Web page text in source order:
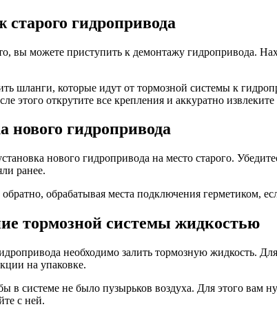
гидропривода
вы можете приступить к демонтажу гидропривода.
шланги, которые идут от тормозной системы к
этого открутите все крепления и аккуратно
нового гидропривода
нового гидропривода на место старого.
ранее.
обрабатывая места подключения герметиком,
тормозной системы жидкостью
необходимо залить тормозную жидкость.
на упаковке.
в системе не было пузырьков воздуха. Для этого вам
с ней.